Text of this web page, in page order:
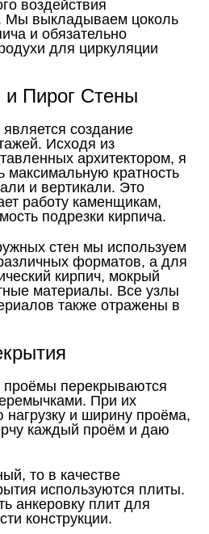
воздействия
выкладываем цоколь
и обязательно
для циркуляции
Пирог Стены
создание
Исходя из
архитектором, я
максимальную кратность
и вертикали. Это
работу каменщикам,
подрезки кирпича.
стен мы используем
форматов, а для
кирпич, мокрый
материалы. Все узлы
также отражены в
перекрываются
При их
и ширину проёма,
каждый проём и даю
то в качестве
используются плиты.
анкеровку плит для
конструкции.